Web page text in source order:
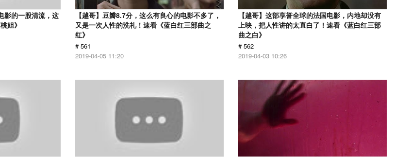
影的一股清流，这
姐》
【越哥】豆瓣8.7分，这么有良心的电影不多了，
又是一次人性的洗礼！速看《蓝白红三部曲之
红》
# 561
2019-04-05 11:20
【越哥】这部享誉全球的法国电影，内地却没有
上映，把人性讲的太直白了！速看《蓝白红三部
曲之白》
# 562
2019-04-03 10:26